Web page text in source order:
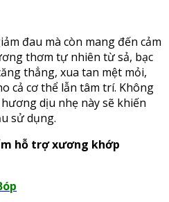
đau mà còn mang đến cảm
thơm tự nhiên từ sả, bạc
thẳng, xua tan mệt mỏi,
cả cơ thể lẫn tâm trí. Không
dịu nhẹ này sẽ khiến
sử dụng.
hỗ trợ xương khớp